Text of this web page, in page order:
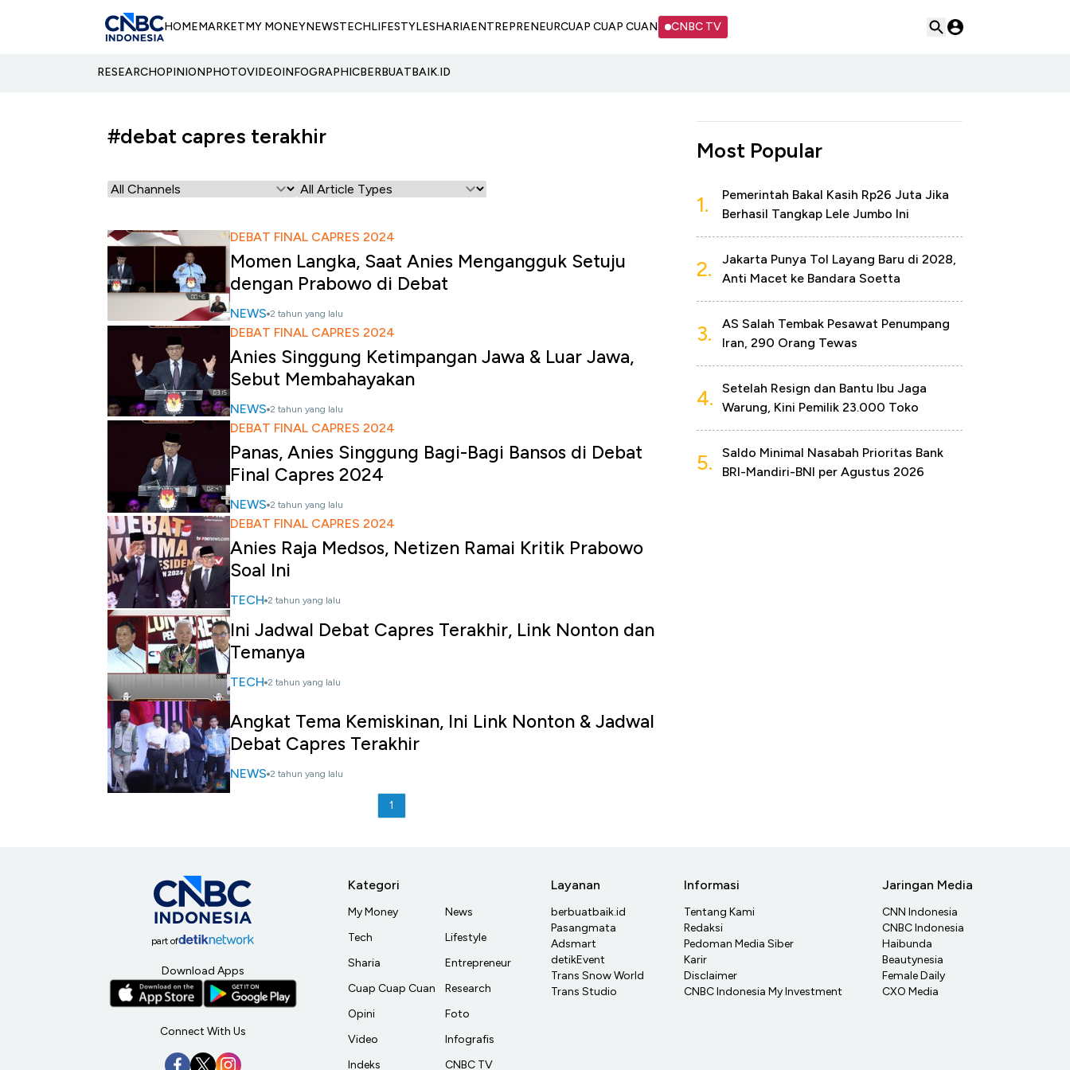
HOMEMARKETMY MONEYNEWSTECHLIFESTYLESHARIAENTREPRENEURCUAP CUAP CUAN CNBC TV
RESEARCHOPINIONPHOTOVIDEOINFOGRAPHICBERBUATBAIK.ID
#debat capres terakhir
DEBAT FINAL CAPRES 2024
Momen Langka, Saat Anies Mengangguk Setuju
dengan Prabowo di Debat
NEWS 2 tahun yang lalu
DEBAT FINAL CAPRES 2024
Anies Singgung Ketimpangan Jawa & Luar Jawa,
Sebut Membahayakan
NEWS 2 tahun yang lalu
DEBAT FINAL CAPRES 2024
Panas, Anies Singgung Bagi-Bagi Bansos di Debat
Final Capres 2024
NEWS 2 tahun yang lalu
DEBAT FINAL CAPRES 2024
Anies Raja Medsos, Netizen Ramai Kritik Prabowo
Soal Ini
TECH 2 tahun yang lalu
Ini Jadwal Debat Capres Terakhir, Link Nonton dan
Temanya
TECH 2 tahun yang lalu
Angkat Tema Kemiskinan, Ini Link Nonton & Jadwal
Debat Capres Terakhir
NEWS 2 tahun yang lalu
1
Most Popular
1.
Pemerintah Bakal Kasih Rp26 Juta Jika
Berhasil Tangkap Lele Jumbo Ini
2.
Jakarta Punya Tol Layang Baru di 2028,
Anti Macet ke Bandara Soetta
3.
AS Salah Tembak Pesawat Penumpang
Iran, 290 Orang Tewas
4.
Setelah Resign dan Bantu Ibu Jaga
Warung, Kini Pemilik 23.000 Toko
5.
Saldo Minimal Nasabah Prioritas Bank
BRI-Mandiri-BNI per Agustus 2026
part of
Download Apps
Connect With Us
Kategori
My Money
Tech
Sharia
Cuap Cuap Cuan
Opini
Video
Indeks
News
Lifestyle
Entrepreneur
Research
Foto
Infografis
CNBC TV
Layanan
berbuatbaik.id
Pasangmata
Adsmart
detikEvent
Trans Snow World
Trans Studio
Informasi
Tentang Kami
Redaksi
Pedoman Media Siber
Karir
Disclaimer
CNBC Indonesia My Investment
Jaringan Media
CNN Indonesia
CNBC Indonesia
Haibunda
Beautynesia
Female Daily
CXO Media